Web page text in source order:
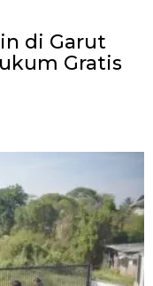
di Garut
Gratis